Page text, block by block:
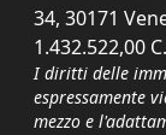
34, 30171
1.432.522,00
I diritti delle
espressamente
mezzo e